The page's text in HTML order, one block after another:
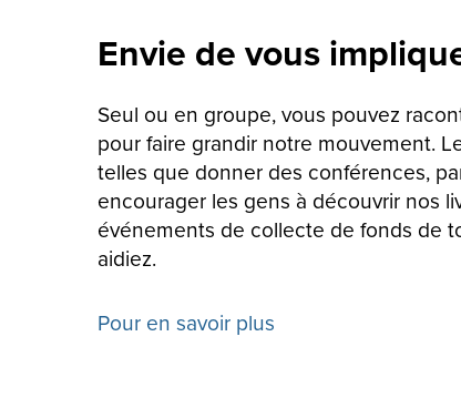
Envie de vous
Seul ou en groupe, vous pouvez
pour faire grandir notre mouvement.
telles que donner des conférences,
encourager les gens à découvrir nos
événements de collecte de fonds de
aidiez.
Pour en savoir plus